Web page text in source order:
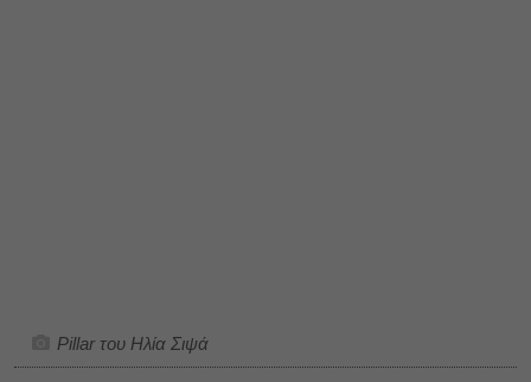
Pillar του Ηλία Σιψά